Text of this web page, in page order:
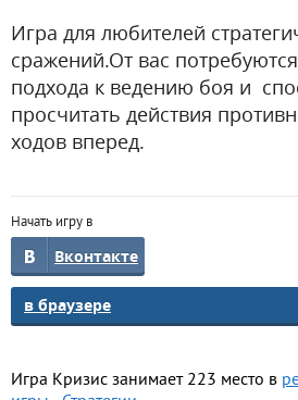
Игра для любителей
сражений.От вас
подхода к ведению боя и
просчитать действия
ходов вперед.
Начать игру в
Вконтакте
в браузере
Игра Кризис занимает 223 место в